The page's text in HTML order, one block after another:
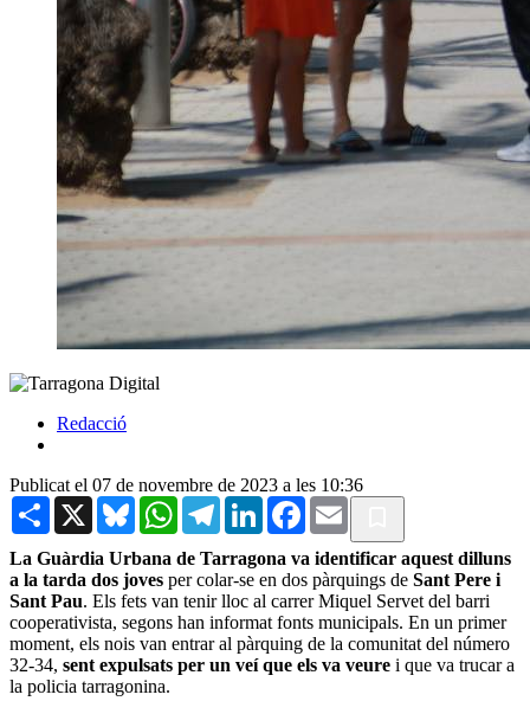
Redacció
Publicat el 07 de novembre de 2023 a les 10:36
Share X BlueskyWhatsAppTelegramLinkedInFacebook
Email
La Guàrdia Urbana de Tarragona va identificar aquest dilluns
a la tarda dos joves per colar-se en dos pàrquings de Sant Pere i
Sant Pau. Els fets van tenir lloc al carrer Miquel Servet del barri
cooperativista, segons han informat fonts municipals. En un primer
moment, els nois van entrar al pàrquing de la comunitat del número
32-34, sent expulsats per un veí que els va veure i que va trucar a
la policia tarragonina.